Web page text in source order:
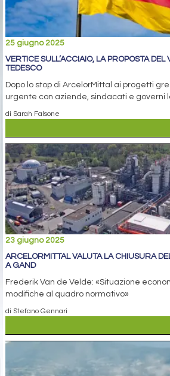
25 giugno 2025
VERTICE SULL’ACCIAIO, LA PROPOSTA DEL
TEDESCO
Dopo lo stop di ArcelorMittal ai progetti
urgente con aziende, sindacati e governi
di Sarah Falsone
23 giugno 2025
ARCELORMITTAL VALUTA LA CHIUSURA
A GAND
Frederik Van de Velde: «Situazione
modifiche al quadro normativo»
di Stefano Gennari